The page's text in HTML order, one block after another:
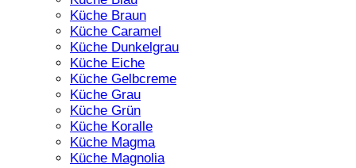
Küche Braun
Küche Caramel
Küche Dunkelgrau
Küche Eiche
Küche Gelbcreme
Küche Grau
Küche Grün
Küche Koralle
Küche Magma
Küche Magnolia